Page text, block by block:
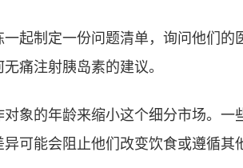
起制定一份问题清单，询问他们
痛注射胰岛素的建议。
象的年龄来缩小这个细分市场。
可能会阻止他们改变饮食或遵循